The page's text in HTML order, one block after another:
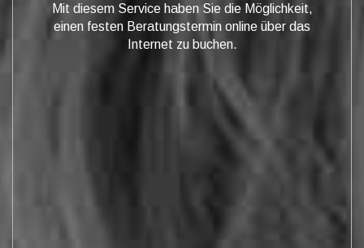
Mit diesem Service haben Sie die Möglichkeit,
einen festen Beratungstermin online über das
Internet zu buchen.